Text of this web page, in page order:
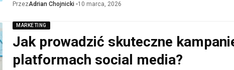
PrzezAdrian Chojnicki 10 marca, 2026
MARKETING
Jak prowadzić skuteczne
platformach social media?